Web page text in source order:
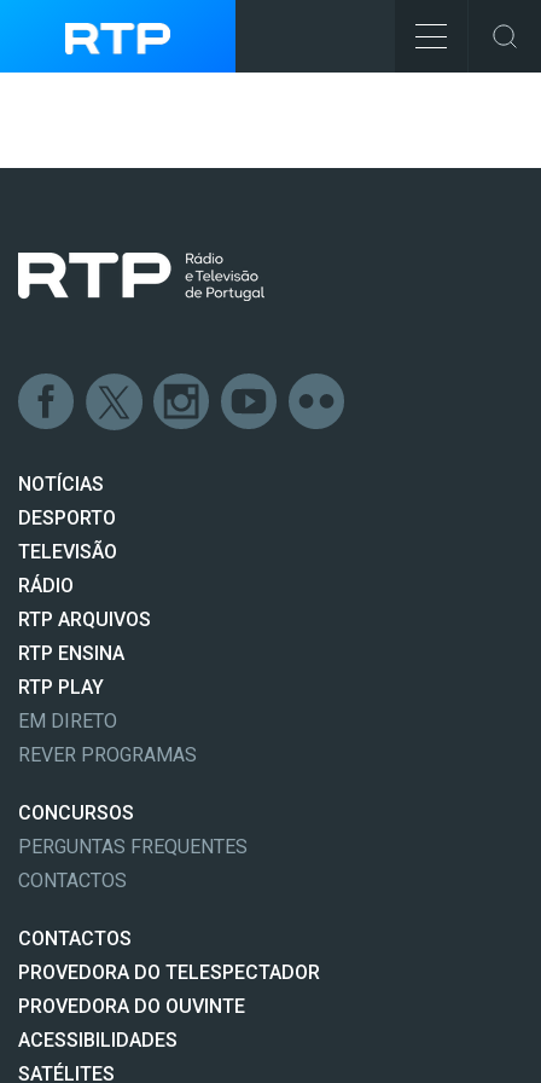
NOTÍCIAS
DESPORTO
TELEVISÃO
RÁDIO
RTP ARQUIVOS
RTP ENSINA
RTP PLAY
EM DIRETO
REVER PROGRAMAS
CONCURSOS
PERGUNTAS FREQUENTES
CONTACTOS
CONTACTOS
PROVEDORA DO TELESPECTADOR
PROVEDORA DO OUVINTE
ACESSIBILIDADES
SATÉLITES